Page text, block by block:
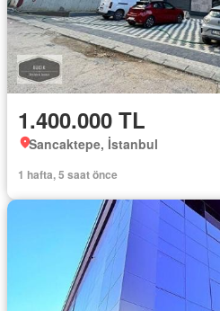
1.400.000 TL
Sancaktepe, İstanbul
1 hafta, 5 saat önce